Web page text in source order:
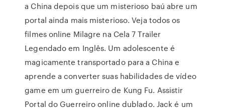
a China depois que um misterioso baú abre um
portal ainda mais misterioso. Veja todos os
filmes online Milagre na Cela 7 Trailer
Legendado em Inglês. Um adolescente é
magicamente transportado para a China e
aprende a converter suas habilidades de vídeo
game em um guerreiro de Kung Fu. Assistir
Portal do Guerreiro online dublado. Jack é um